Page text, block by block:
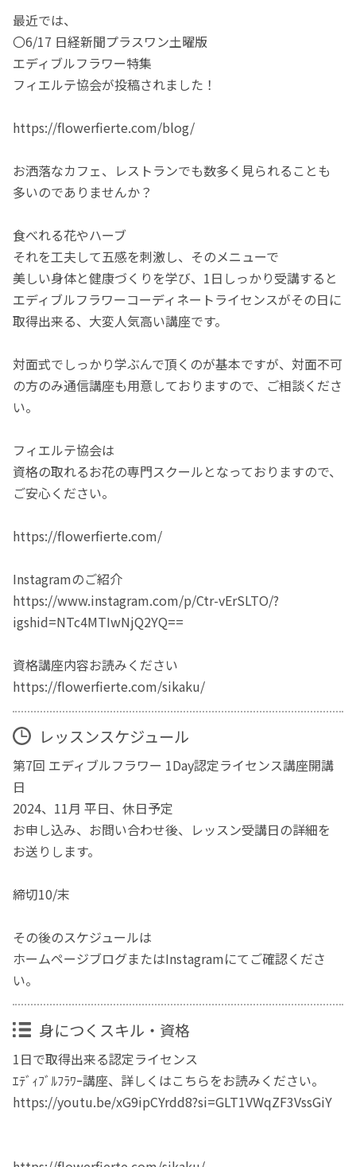
最近では、
〇6/17 日経新聞プラスワン土曜版
エディブルフラワー特集
フィエルテ協会が投稿されました！
https://flowerfierte.com/blog/
お洒落なカフェ、レストランでも数多く見られることも
多いのでありませんか？
食べれる花やハーブ
それを工夫して五感を刺激し、そのメニューで
美しい身体と健康づくりを学び、1日しっかり受講すると
エディブルフラワーコーディネートライセンスがその日に
取得出来る、大変人気高い講座です。
対面式でしっかり学ぶんで頂くのが基本ですが、対面不可
の方のみ通信講座も用意しておりますので、ご相談くださ
い。
フィエルテ協会は
資格の取れるお花の専門スクールとなっておりますので、
ご安心ください。
https://flowerfierte.com/
Instagramのご紹介
https://www.instagram.com/p/Ctr-vErSLTO/?
igshid=NTc4MTIwNjQ2YQ==
資格講座内容お読みください
https://flowerfierte.com/sikaku/
レッスンスケジュール
第7回 エディブルフラワー 1Day認定ライセンス講座開講
日
2024、11月 平日、休日予定
お申し込み、お問い合わせ後、レッスン受講日の詳細を
お送りします。
締切10/末
その後のスケジュールは
ホームページブログまたはInstagramにてご確認くださ
い。
身につくスキル・資格
1日で取得出来る認定ライセンス
ｴﾃﾞｨﾌﾞﾙﾌﾗﾜｰ講座、詳しくはこちらをお読みください。
https://youtu.be/xG9ipCYrdd8?si=GLT1VWqZF3VssGiY